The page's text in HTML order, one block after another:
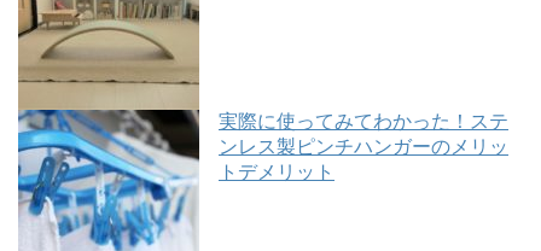
実際に使ってみてわかった！ステ
ンレス製ピンチハンガーのメリッ
トデメリット